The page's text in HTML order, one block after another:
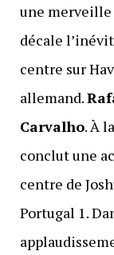
une
décale
centre sur
allemand.
Carvalho. À
conclut une
centre de
Portugal 1.